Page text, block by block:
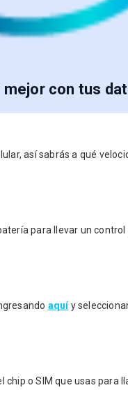
con tus
así sabrás a qué
para llevar un control
aquí y
chip o SIM que usas para